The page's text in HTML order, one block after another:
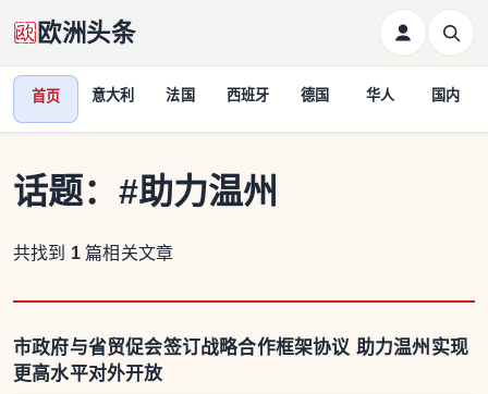
欧洲头条
首页 意大利 法国 西班牙 德国 华人 国内
话题： #助力温州
共找到 1 篇相关文章
市政府与省贸促会签订战略合作框架协议 助力温州实现
更高水平对外开放